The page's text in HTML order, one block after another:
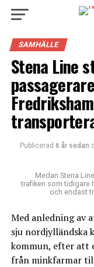
SAMHÄLLE
Stena Line
Publicerad 6 år sedan
Medan Stena
trafiken som tidigare
och endast
Med anledning av
sju nordjylländska
kommun, efter att
från minkfarmar